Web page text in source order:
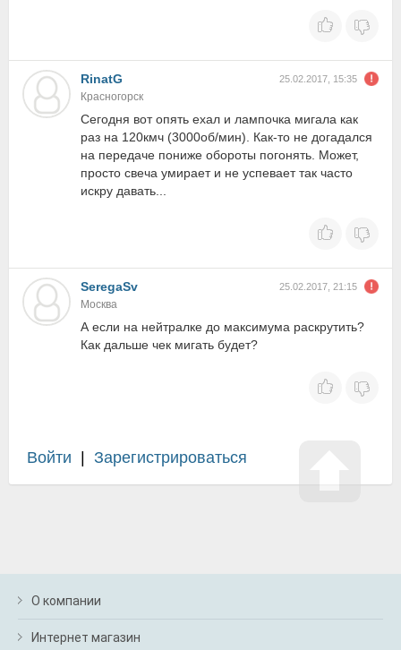
RinatG 25.02.2017, 15:35
Красногорск
Сегодня вот опять ехал и лампочка мигала как
раз на 120кмч (3000об/мин). Как-то не догадался
на передаче пониже обороты погонять. Может,
просто свеча умирает и не успевает так часто
искру давать...
SeregaSv 25.02.2017, 21:15
Москва
А если на нейтралке до максимума раскрутить?
Как дальше чек мигать будет?
Войти Зарегистрироваться
О компании
Интернет магазин